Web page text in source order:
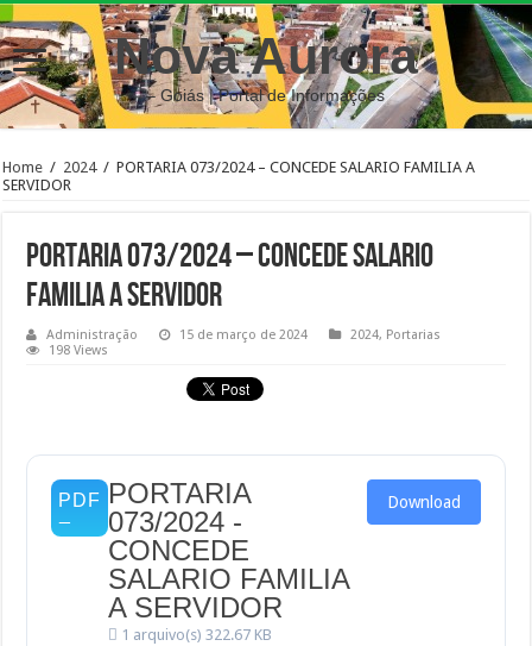
Nova Aurora
– Goiás | Portal de Informações
Home / 2024 / PORTARIA 073/2024 – CONCEDE SALARIO FAMILIA A
SERVIDOR
PORTARIA 073/2024 – CONCEDE SALARIO
FAMILIA A SERVIDOR
Administração 15 de março de 2024 2024, Portarias
198 Views
PORTARIA
073/2024 -
CONCEDE
SALARIO FAMILIA
A SERVIDOR
1 arquivo(s)322.67 KB
Download